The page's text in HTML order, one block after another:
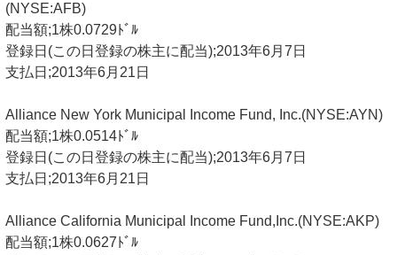
(NYSE:AFB)
配当額;1株0.0729ﾄﾞﾙ
登録日(この日登録の株主に配当);2013年6月7日
支払日;2013年6月21日
Alliance New York Municipal Income Fund, Inc.(NYSE:AYN)
配当額;1株0.0514ﾄﾞﾙ
登録日(この日登録の株主に配当);2013年6月7日
支払日;2013年6月21日
Alliance California Municipal Income Fund,Inc.(NYSE:AKP)
配当額;1株0.0627ﾄﾞﾙ